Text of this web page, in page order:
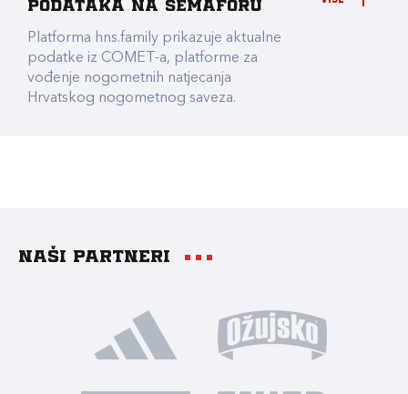
podataka na Semaforu
Platforma hns.family prikazuje aktualne
podatke iz COMET-a, platforme za
vođenje nogometnih natjecanja
Hrvatskog nogometnog saveza.
Naši partneri